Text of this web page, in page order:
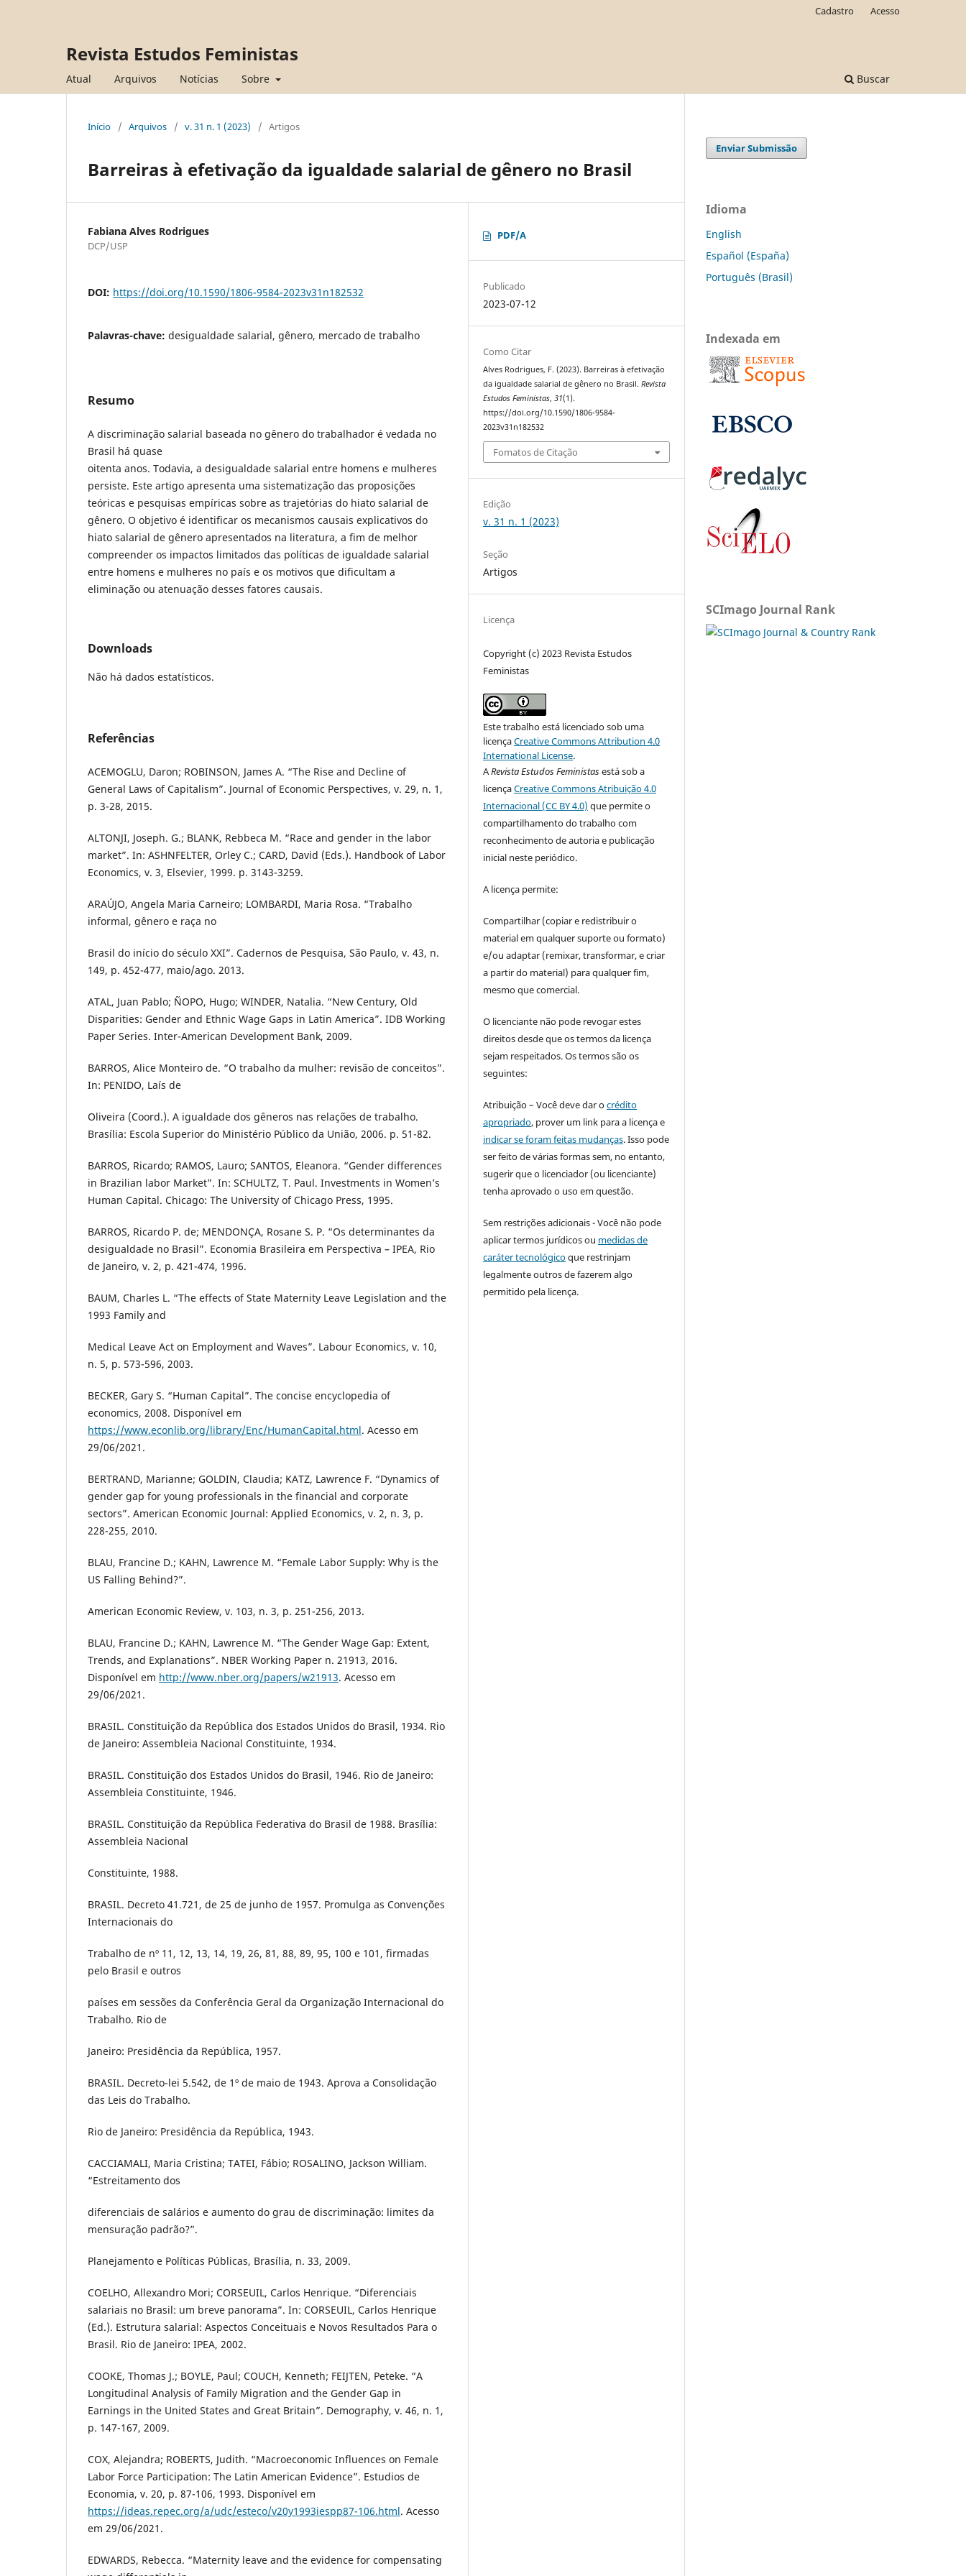
Revista Estudos Feministas
Atual Arquivos Notícias Sobre Buscar
Cadastro Acesso
Início / Arquivos / v. 31 n. 1 (2023) / Artigos
Barreiras à efetivação da igualdade salarial de gênero no Brasil
Fabiana Alves Rodrigues
DCP/USP
DOI: https://doi.org/10.1590/1806-9584-2023v31n182532
Palavras-chave: desigualdade salarial, gênero, mercado de trabalho
Resumo
A discriminação salarial baseada no gênero do trabalhador é vedada no
Brasil há quase
oitenta anos. Todavia, a desigualdade salarial entre homens e mulheres
persiste. Este artigo apresenta uma sistematização das proposições
teóricas e pesquisas empíricas sobre as trajetórias do hiato salarial de
gênero. O objetivo é identificar os mecanismos causais explicativos do
hiato salarial de gênero apresentados na literatura, a fim de melhor
compreender os impactos limitados das políticas de igualdade salarial
entre homens e mulheres no país e os motivos que dificultam a
eliminação ou atenuação desses fatores causais.
Downloads
Não há dados estatísticos.
Referências
ACEMOGLU, Daron; ROBINSON, James A. “The Rise and Decline of
General Laws of Capitalism”. Journal of Economic Perspectives, v. 29, n. 1,
p. 3-28, 2015.
ALTONJI, Joseph. G.; BLANK, Rebbeca M. “Race and gender in the labor
market”. In: ASHNFELTER, Orley C.; CARD, David (Eds.). Handbook of Labor
Economics, v. 3, Elsevier, 1999. p. 3143-3259.
ARAÚJO, Angela Maria Carneiro; LOMBARDI, Maria Rosa. “Trabalho
informal, gênero e raça no
Brasil do início do século XXI”. Cadernos de Pesquisa, São Paulo, v. 43, n.
149, p. 452-477, maio/ago. 2013.
ATAL, Juan Pablo; ÑOPO, Hugo; WINDER, Natalia. “New Century, Old
Disparities: Gender and Ethnic Wage Gaps in Latin America”. IDB Working
Paper Series. Inter-American Development Bank, 2009.
BARROS, Alice Monteiro de. “O trabalho da mulher: revisão de conceitos”.
In: PENIDO, Laís de
Oliveira (Coord.). A igualdade dos gêneros nas relações de trabalho.
Brasília: Escola Superior do Ministério Público da União, 2006. p. 51-82.
BARROS, Ricardo; RAMOS, Lauro; SANTOS, Eleanora. “Gender differences
in Brazilian labor Market”. In: SCHULTZ, T. Paul. Investments in Women’s
Human Capital. Chicago: The University of Chicago Press, 1995.
BARROS, Ricardo P. de; MENDONÇA, Rosane S. P. “Os determinantes da
desigualdade no Brasil”. Economia Brasileira em Perspectiva – IPEA, Rio
de Janeiro, v. 2, p. 421-474, 1996.
BAUM, Charles L. “The effects of State Maternity Leave Legislation and the
1993 Family and
Medical Leave Act on Employment and Waves”. Labour Economics, v. 10,
n. 5, p. 573-596, 2003.
BECKER, Gary S. “Human Capital”. The concise encyclopedia of
economics, 2008. Disponível em
https://www.econlib.org/library/Enc/HumanCapital.html. Acesso em
29/06/2021.
BERTRAND, Marianne; GOLDIN, Claudia; KATZ, Lawrence F. “Dynamics of
gender gap for young professionals in the financial and corporate
sectors”. American Economic Journal: Applied Economics, v. 2, n. 3, p.
228-255, 2010.
BLAU, Francine D.; KAHN, Lawrence M. “Female Labor Supply: Why is the
US Falling Behind?”.
American Economic Review, v. 103, n. 3, p. 251-256, 2013.
BLAU, Francine D.; KAHN, Lawrence M. “The Gender Wage Gap: Extent,
Trends, and Explanations”. NBER Working Paper n. 21913, 2016.
Disponível em http://www.nber.org/papers/w21913. Acesso em
29/06/2021.
BRASIL. Constituição da República dos Estados Unidos do Brasil, 1934. Rio
de Janeiro: Assembleia Nacional Constituinte, 1934.
BRASIL. Constituição dos Estados Unidos do Brasil, 1946. Rio de Janeiro:
Assembleia Constituinte, 1946.
BRASIL. Constituição da República Federativa do Brasil de 1988. Brasília:
Assembleia Nacional
Constituinte, 1988.
BRASIL. Decreto 41.721, de 25 de junho de 1957. Promulga as Convenções
Internacionais do
Trabalho de nº 11, 12, 13, 14, 19, 26, 81, 88, 89, 95, 100 e 101, firmadas
pelo Brasil e outros
países em sessões da Conferência Geral da Organização Internacional do
Trabalho. Rio de
Janeiro: Presidência da República, 1957.
BRASIL. Decreto-lei 5.542, de 1º de maio de 1943. Aprova a Consolidação
das Leis do Trabalho.
Rio de Janeiro: Presidência da República, 1943.
CACCIAMALI, Maria Cristina; TATEI, Fábio; ROSALINO, Jackson William.
“Estreitamento dos
diferenciais de salários e aumento do grau de discriminação: limites da
mensuração padrão?”.
Planejamento e Políticas Públicas, Brasília, n. 33, 2009.
COELHO, Allexandro Mori; CORSEUIL, Carlos Henrique. “Diferenciais
salariais no Brasil: um breve panorama”. In: CORSEUIL, Carlos Henrique
(Ed.). Estrutura salarial: Aspectos Conceituais e Novos Resultados Para o
Brasil. Rio de Janeiro: IPEA, 2002.
COOKE, Thomas J.; BOYLE, Paul; COUCH, Kenneth; FEIJTEN, Peteke. “A
Longitudinal Analysis of Family Migration and the Gender Gap in
Earnings in the United States and Great Britain”. Demography, v. 46, n. 1,
p. 147-167, 2009.
COX, Alejandra; ROBERTS, Judith. “Macroeconomic Influences on Female
Labor Force Participation: The Latin American Evidence”. Estudios de
Economia, v. 20, p. 87-106, 1993. Disponível em
https://ideas.repec.org/a/udc/esteco/v20y1993iespp87-106.html. Acesso
em 29/06/2021.
EDWARDS, Rebecca. “Maternity leave and the evidence for compensating
PDF/A
Publicado
2023-07-12
Como Citar
Alves Rodrigues, F. (2023). Barreiras à efetivação
da igualdade salarial de gênero no Brasil.Revista
Estudos Feministas,31(1).
https://doi.org/10.1590/1806-9584-
2023v31n182532
Fomatos de Citação
Edição
v. 31 n. 1 (2023)
Seção
Artigos
Licença
Copyright (c) 2023 Revista Estudos
Feministas
Este trabalho está licenciado sob uma
licençaCreative Commons Attribution 4.0
International License.
ARevista Estudos Feministasestá sob a
licençaCreative Commons Atribuição 4.0
Internacional (CC BY 4.0) que permite o
compartilhamento do trabalho com
reconhecimento de autoria e publicação
inicial neste periódico.
A licença permite:
Compartilhar (copiar e redistribuir o
material em qualquer suporte ou formato)
e/ou adaptar (remixar, transformar, e criar
a partir do material) para qualquer fim,
mesmo que comercial.
O licenciante não pode revogar estes
direitos desde que os termos da licença
sejam respeitados. Os termos são os
seguintes:
Atribuição – Você deve dar ocrédito
apropriado, prover um link para a licença e
indicar se foram feitas mudanças. Isso pode
ser feito de várias formas sem, no entanto,
sugerir que o licenciador (ou licenciante)
tenha aprovado o uso em questão.
Sem restrições adicionais - Você não pode
aplicar termos jurídicos ou medidas de
caráter tecnológicoque restrinjam
legalmente outros de fazerem algo
permitido pela licença.
Enviar Submissão
Idioma
English
Español (España)
Português (Brasil)
Indexada em
SCImago Journal Rank